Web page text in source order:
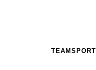
TEAMSPORT